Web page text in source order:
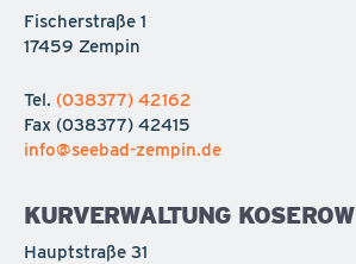
Fischerstraße 1
17459 Zempin
Tel. (038377) 42162
Fax (038377) 42415
info@seebad-zempin.de
KURVERWALTUNG KOSEROW
Hauptstraße 31